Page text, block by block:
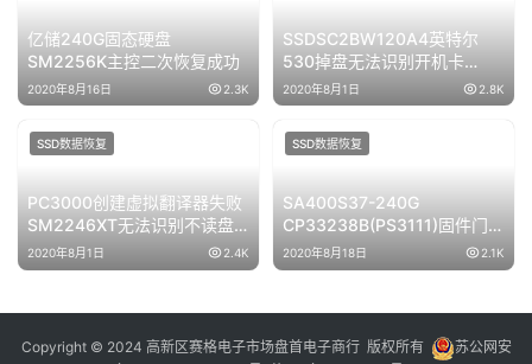
亿储240G固态硬盘
SM2256K主控二次恢复成功
2020年8月16日 2.3K
SSDSC2BW120A4英特尔
530掉盘无法识别开机卡
LOGO界面无法读取数据完美
恢复成功
2020年8月1日 2.8K
PC3000创建虚拟翻译器失败
SM2246XT无法识别不读盘
二次恢复成功
2020年8月1日 2.4K
SSD数据恢复
SA400S37-240G
CP33238B(PS3111)固件门掉
盘通病数据恢复
2020年8月18日 2.1K
SSD数据恢复
Copyright © 2024 高新区赛格电子市场盘首电子商行 版权所有
苏公网安